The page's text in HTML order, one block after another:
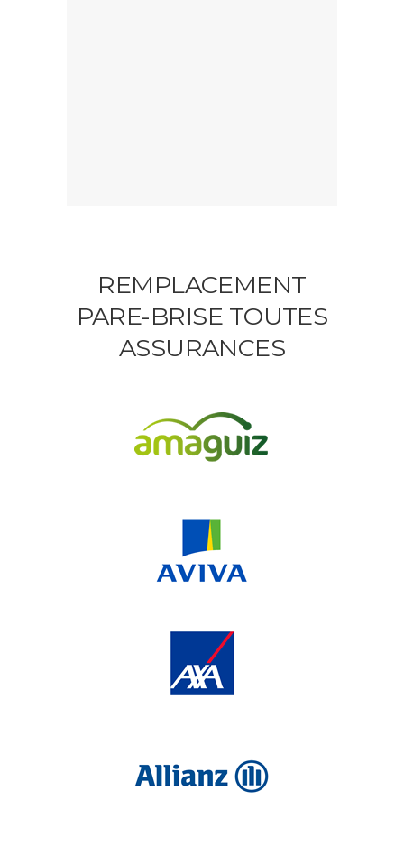
REMPLACEMENT
PARE-BRISE TOUTES
ASSURANCES